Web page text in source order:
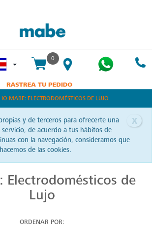
0
IO MABE: ELECTRODOMÉSTICOS DE LUJO
x
y de terceros para ofrecerte una
de acuerdo a tus hábitos de
con la navegación, consideramos que
de las cookies.
Electrodomésticos de
Lujo
ORDENAR POR: